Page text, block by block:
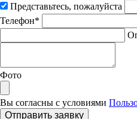
Представьтесь, пожалуйста
Телефон*
Фото
Вы согласны с условиями
Отправить заявку